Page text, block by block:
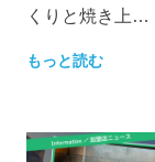
くりと焼き上…
もっと読む